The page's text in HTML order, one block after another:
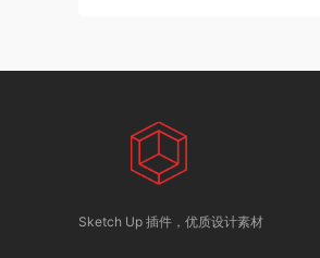
Sketch Up 插件，优质设计素材